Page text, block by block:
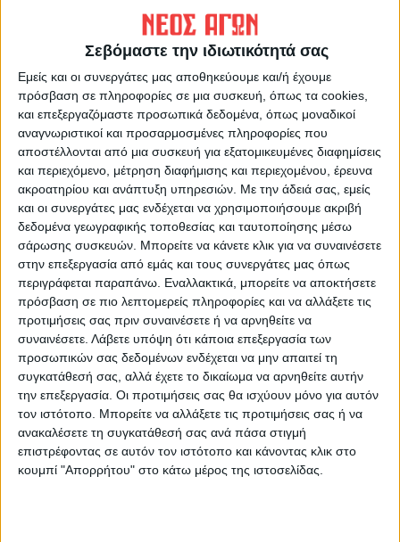
Σεβόμαστε την ιδιωτικότητά σας
Εμείς και οι συνεργάτες μας αποθηκεύουμε και/ή έχουμε
πρόσβαση σε πληροφορίες σε μια συσκευή, όπως τα cookies,
και επεξεργαζόμαστε προσωπικά δεδομένα, όπως μοναδικοί
αναγνωριστικοί και προσαρμοσμένες πληροφορίες που
αποστέλλονται από μια συσκευή για εξατομικευμένες διαφημίσεις
και περιεχόμενο, μέτρηση διαφήμισης και περιεχομένου, έρευνα
ακροατηρίου και ανάπτυξη υπηρεσιών. Με την άδειά σας, εμείς
και οι συνεργάτες μας ενδέχεται να χρησιμοποιήσουμε ακριβή
δεδομένα γεωγραφικής τοποθεσίας και ταυτοποίησης μέσω
σάρωσης συσκευών. Μπορείτε να κάνετε κλικ για να συναινέσετε
στην επεξεργασία από εμάς και τους συνεργάτες μας όπως
περιγράφεται παραπάνω. Εναλλακτικά, μπορείτε να αποκτήσετε
πρόσβαση σε πιο λεπτομερείς πληροφορίες και να αλλάξετε τις
προτιμήσεις σας πριν συναινέσετε ή να αρνηθείτε να
συναινέσετε. Λάβετε υπόψη ότι κάποια επεξεργασία των
προσωπικών σας δεδομένων ενδέχεται να μην απαιτεί τη
συγκατάθεσή σας, αλλά έχετε το δικαίωμα να αρνηθείτε αυτήν
την επεξεργασία. Οι προτιμήσεις σας θα ισχύουν μόνο για αυτόν
τον ιστότοπο. Μπορείτε να αλλάξετε τις προτιμήσεις σας ή να
ανακαλέσετε τη συγκατάθεσή σας ανά πάσα στιγμή
επιστρέφοντας σε αυτόν τον ιστότοπο και κάνοντας κλικ στο
κουμπί "Απορρήτου" στο κάτω μέρος της ιστοσελίδας.
Ακολούθησε την εφημερίδα ΝΕΟΣ
ΑΓΩΝ στο Google News!
Όλες οι εξελίξεις στην περιοχή της
Καρδίτσας και ευρύτερα της Θεσσαλίας
ΠΡΟΗΓΟΥΜΕΝΟ ΑΡΘΡΟ
Αντισεισμικός έλεγχος και
ποδηλατοδρόμοι
ΕΠΟΜΕΝΟ ΑΡΘΡΟ
Σε χορτολιβαδική έκταση
κάτω από το Φανάρι
προωθείται το διαδημοτικό
καταφύγιο για τα αδέσποτα
ζώα στο Ν. Καρδίτσας
ΝΕΟΣ ΑΓΩΝ
https://neosagon.gr
Η Αρχαιότερη Καθημερινή Πρωινή Εφημερίδα της Καρδίτσας